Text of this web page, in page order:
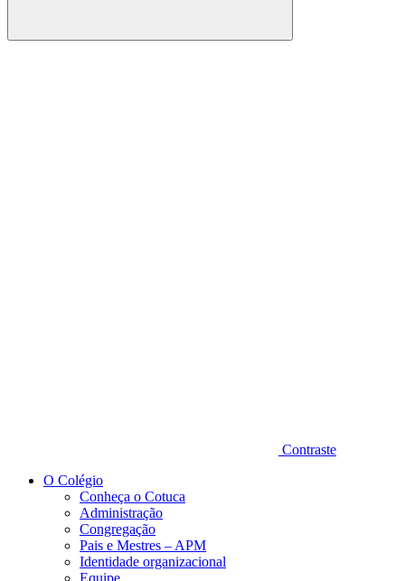
Buscar
Contraste
O Colégio
Conheça o Cotuca
Administração
Congregação
Pais e Mestres – APM
Identidade organizacional
Equipe